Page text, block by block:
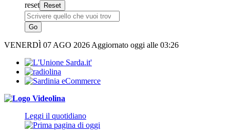
reset
VENERDÌ 07 AGO 2026 Aggiornato oggi alle 03:26
Leggi il quotidiano